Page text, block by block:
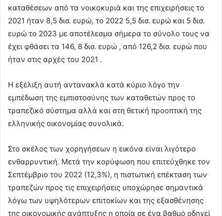
καταθέσεων από τα νοικοκυριά και της επιχειρήσεις το
2021 ήταν 8,5 δισ. ευρώ, το 2022 5,5 δισ. ευρώ και 5 δισ.
ευρώ το 2023 με αποτέλεσμα σήμερα το σύνολο τους να
έχει φθάσει τα 146, 8 δισ. ευρώ , από 126,2 δισ. ευρώ που
ήταν στις αρχές του 2021 .
Η εξέλιξη αυτή αντανακλά κατά κύριο λόγο την
εμπέδωση της εμπιστοσύνης των καταθετών προς το
τραπεζικό σύστημα αλλά και στη θετική προοπτική της
ελληνικής οικονομίας συνολικά.
Στο σκέλος των χορηγήσεων η εικόνα είναι λιγότερο
ενθαρρυντική. Μετά την κορύφωση που επιτεύχθηκε τον
Σεπτέμβριο του 2022 (12,3%), η πιστωτική επέκταση των
τραπεζών προς τις επιχειρήσεις υποχώρησε σημαντικά
λόγω των υψηλότερων επιτοκίων και της εξασθένησης
της οικονομικής ανάπτυξης η οποία σε ένα βαθμό οδηγεί